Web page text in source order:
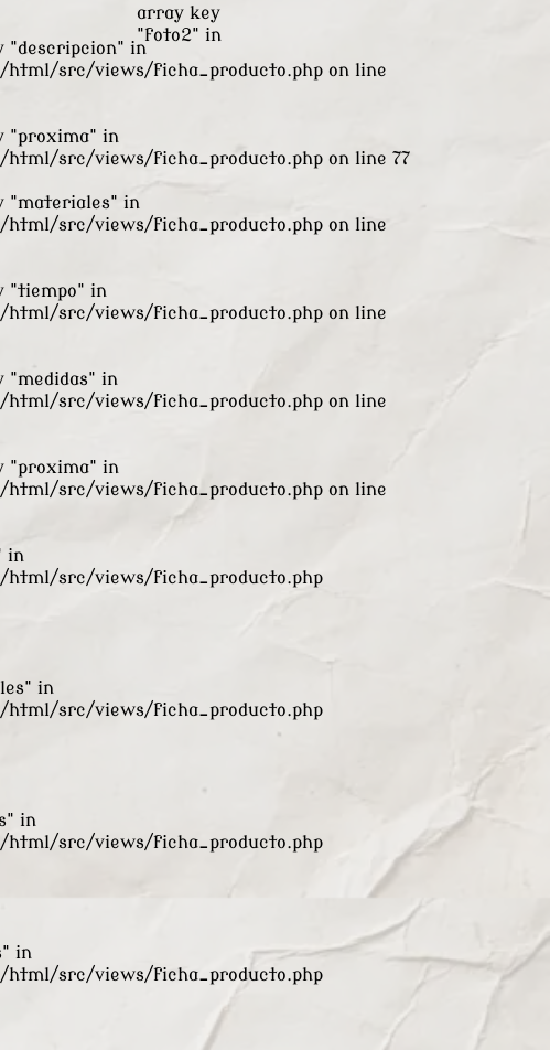
array key
"foto2" in
"descripcion" in
src/views/ficha_producto.php on line
"proxima" in
src/views/ficha_producto.php on line 77
"materiales" in
src/views/ficha_producto.php on line
"tiempo" in
src/views/ficha_producto.php on line
"medidas" in
src/views/ficha_producto.php on line
"proxima" in
src/views/ficha_producto.php on line
in
src/views/ficha_producto.php
in
src/views/ficha_producto.php
in
src/views/ficha_producto.php
in
src/views/ficha_producto.php